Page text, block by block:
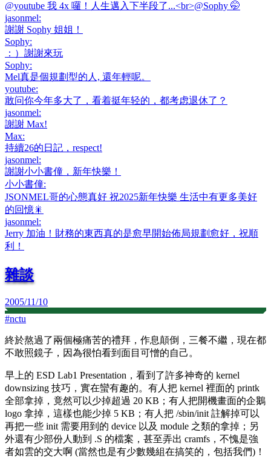
@youtube 我 4x 囉！人生邁入下半段了...<br>@Sophy 🤭
jasonmel:
謝謝 Sophy 姐姐！
Sophy:
：）謝謝來玩
Sophy:
Mel真是個規劃型的人, 還年輕呢。
youtube:
敢问你今年多大了，看着挺年轻的，都考虑退休了？
jasonmel:
謝謝 Max!
Max:
持續26的日記，respect!
jasonmel:
謝謝小小書僮，新年快樂！
小小書僮:
JSONMEL哥的心態真好 祝2025新年快樂 生活中有更多美好
的回憶🎇
jasonmel:
Jerry 加油！財務的東西真的是愈早開始佈局規劃愈好，祝順
利！
雜談
2005/11/10
#nctu
終於熬過了兩個極痛苦的禮拜，作息顛倒，三餐不繼，現在都
不敢照鏡子，因為很怕看到面目可憎的自己。
早上的 ESD Lab1 Presentation，看到了許多神奇的 kernel
downsizing 技巧，實在蠻有趣的。有人把 kernel 裡面的 printk
全部拿掉，竟然可以少掉超過 20 KB；有人把開機畫面的企鵝
logo 拿掉，這樣也能少掉 5 KB；有人把 /sbin/init 註解掉可以
再把一些 init 需要用到的 device 以及 module 之類的拿掉；另
外還有少部份人動到 .S 的檔案，甚至弄出 cramfs，不愧是強
者如雲的交大啊 (當然也是有少數幾組在搞笑的，包括我們)！